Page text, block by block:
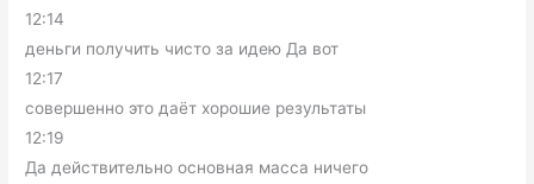
12:14
деньги получить чисто за идею Да вот
12:17
совершенно это даёт хорошие результаты
12:19
Да действительно основная масса ничего